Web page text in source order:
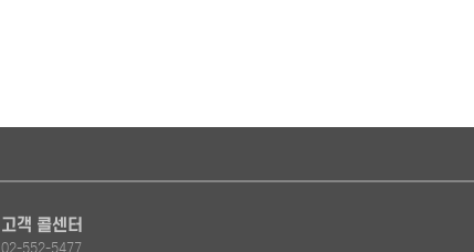
고객 콜센터
02-552-5477